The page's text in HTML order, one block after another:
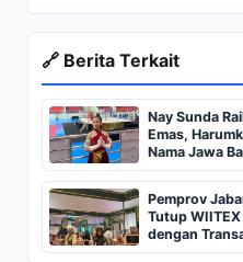
🔗 Berita Terkait
Nay Sunda
Emas,
Nama Jawa
IMC 2026
Pemprov
Tutup
dengan
Rp25 Miliar